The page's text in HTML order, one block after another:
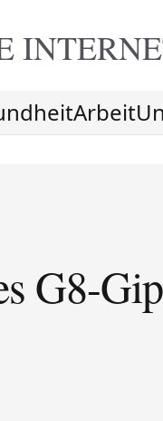
Arbeit
G8-